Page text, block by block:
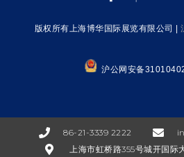
版权所有上海博华国际展览有限公司 |
沪公网安备
86-21-3339 2222
上海市虹桥路355号城开国际